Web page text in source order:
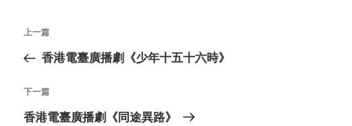
文
导
航
上
一
文
章
上一篇
香港電臺廣播劇《少年十五十六時》
下
一
下一篇
香港電臺廣播劇《同途異路》